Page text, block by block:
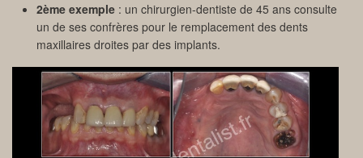
2ème exemple : un chirurgien-dentiste de 45 ans consulte
un de ses confrères pour le remplacement des dents
maxillaires droites par des implants.